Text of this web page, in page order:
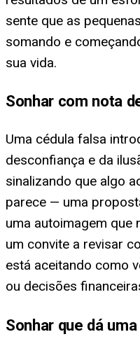
sente que as
somando e
sua vida.
Sonhar com nota
Uma cédula falsa
desconfiança e da
sinalizando que algo
parece — uma
uma autoimagem que
um convite a revisar
está aceitando como
ou decisões
Sonhar que dá